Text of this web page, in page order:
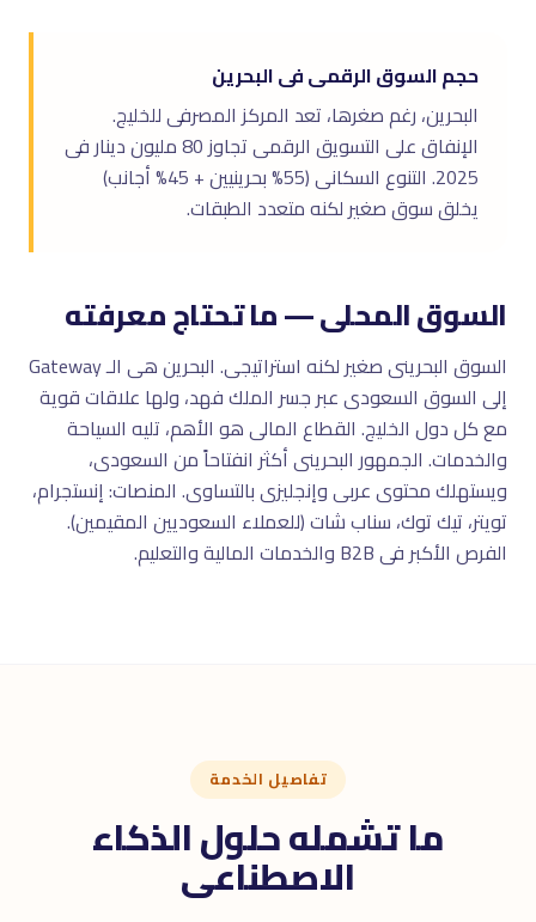
حجم السوق الرقمى فى البحرين
البحرين، رغم صغرها، تعد المركز المصرفى للخليج.
الإنفاق على التسويق الرقمى تجاوز 80 مليون دينار فى
2025. التنوع السكانى (55% بحرينيين + 45% أجانب)
يخلق سوق صغير لكنه متعدد الطبقات.
السوق المحلى — ما تحتاج معرفته
السوق البحرينى صغير لكنه استراتيجى. البحرين هى الـ Gateway
إلى السوق السعودى عبر جسر الملك فهد، ولها علاقات قوية
مع كل دول الخليج. القطاع المالى هو الأهم، تليه السياحة
والخدمات. الجمهور البحرينى أكثر انفتاحاً من السعودى،
ويستهلك محتوى عربى وإنجليزى بالتساوى. المنصات: إنستجرام،
تويتر، تيك توك، سناب شات (للعملاء السعوديين المقيمين).
الفرص الأكبر فى B2B والخدمات المالية والتعليم.
تفاصيل الخدمة
ما تشمله حلول الذكاء
الاصطناعى